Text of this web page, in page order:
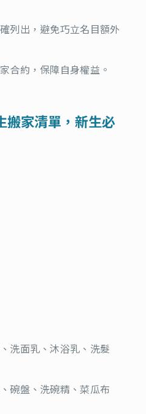
列出，避免巧立名目額外
合約，保障自身權益。
搬家清單，新生必
洗面乳、沐浴乳、洗髮
碗盤、洗碗精、菜瓜布